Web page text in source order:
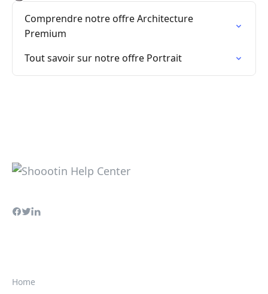
Comprendre notre offre Architecture
Premium
Tout savoir sur notre offre Portrait
Home